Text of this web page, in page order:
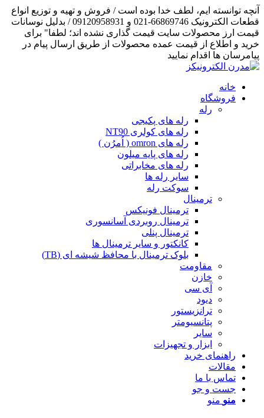
آنچه توانسته ایم، لطف خدا بوده است / فروش و تهیه و توزیع انواع
قطعات الکترونیک 66869746-021 و 09120958931 / بدلیل نوسانات
قیمت ارز محصولات سایت قیمت گذاری نشده اند؛ لطفا" برای
خرید و اطلاع از قیمت عمده محصولات از طریق ارسال پیام در
پیامرسان ها اقدام نمایید
خانه
فروشگاه
رله
رله های پکیجی
رله های کولری NT90
رله های omron ( اُمرُن )
رله های پایه میلون
رله های مخابراتی
سایر رله ها
سوکت رله
ترمینال
ترمینال فونیکس
ترمینال روبردی آسانسوری
ترمینال پنلی
کانکتور و سایر ترمینال ها
بلوک ترمینال با محافظ شیشه ای (TB)
مقاومت
خازن
آی سی
دیود
ترانزیستور
پتانسیومتر
سایر
ابزار و تجهیزات
راهنمای خرید
مقالات
تماس با ما
جست و جو
منو منو